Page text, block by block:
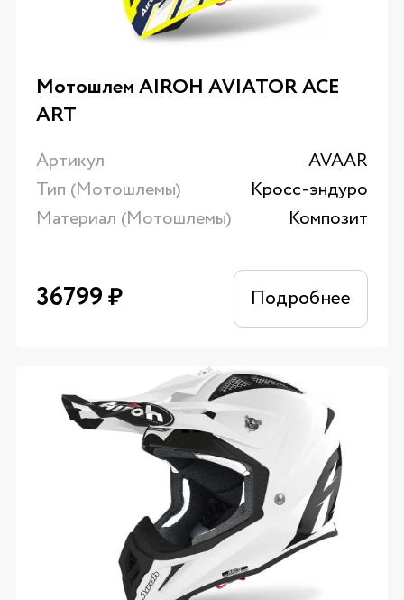
Мотошлем AIROH AVIATOR ACE
ART
Артикул
AVAAR
Тип (Мотошлемы)
Кросс-эндуро
Материал (Мотошлемы)
Композит
36799₽ Подробнее